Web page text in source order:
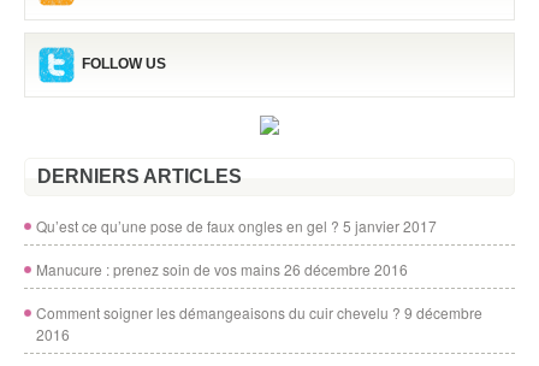
FOLLOW US
DERNIERS ARTICLES
Qu’est ce qu’une pose de faux ongles en gel ? 5 janvier 2017
Manucure : prenez soin de vos mains26 décembre 2016
Comment soigner les démangeaisons du cuir chevelu ? 9 décembre
2016